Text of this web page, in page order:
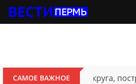
САМОЕ ВАЖНОЕ В Перми